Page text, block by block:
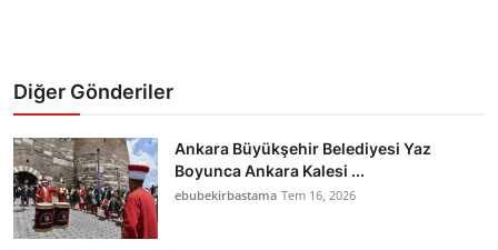
Diğer Gönderiler
Ankara Büyükşehir Belediyesi Yaz
Boyunca Ankara Kalesi ...
ebubekirbastama Tem 16, 2026